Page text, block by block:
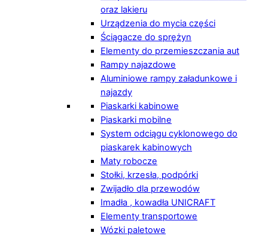
oraz lakieru
Urządzenia do mycia części
Ściągacze do sprężyn
Elementy do przemieszczania aut
Rampy najazdowe
Aluminiowe rampy załadunkowe i
najazdy
Piaskarki kabinowe
Piaskarki mobilne
System odciągu cyklonowego do
piaskarek kabinowych
Maty robocze
Stołki, krzesła, podpórki
Zwijadło dla przewodów
Imadła , kowadła UNICRAFT
Elementy transportowe
Wózki paletowe